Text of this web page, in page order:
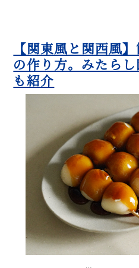
【関東風と関西風
の作り方。みたら
も紹介